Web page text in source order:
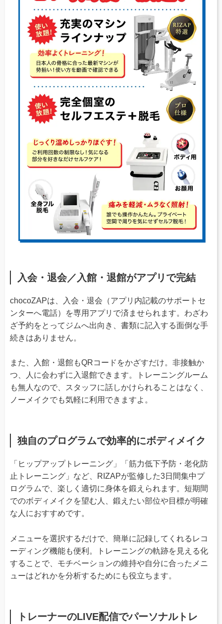
入会・退会／入館・退館がアプリで完結
chocoZAPは、入会・退会（アプリ内記載のサポートセ
ンターへ電話）を専用アプリで済ませられます。わざわ
ざ予約をとってジムへ出向き、書類に記入する面倒な手
続きはありません。
また、入館・退館もQRコードをかざすだけ。非接触か
つ、人に会わずに入退館できます。トレーニングルーム
も無人なので、スタッフに話しかけられることはなく、
ノーメイクでも気軽に利用できますよ。
独自のプログラムで効率的にボディメイク
「ヒップアップトレーニング」「筋力低下予防・老化防
止トレーニング」など、RIZAPが監修した3日間集中プ
ログラムで、楽しく適切に身体を鍛えられます。短期間
でのボディメイクを望む人、鍛えたい部位や目標が明確
な人におすすめです。
メニューを選択するだけで、簡単に記録してくれるレコ
ーディング機能も便利。トレーニングの軌跡を見える化
することで、モチベーションの維持や自分に合ったメニ
ューはどれかを分析するためにも役立ちます。
トレーナーのLIVE配信でパーソナルトレ